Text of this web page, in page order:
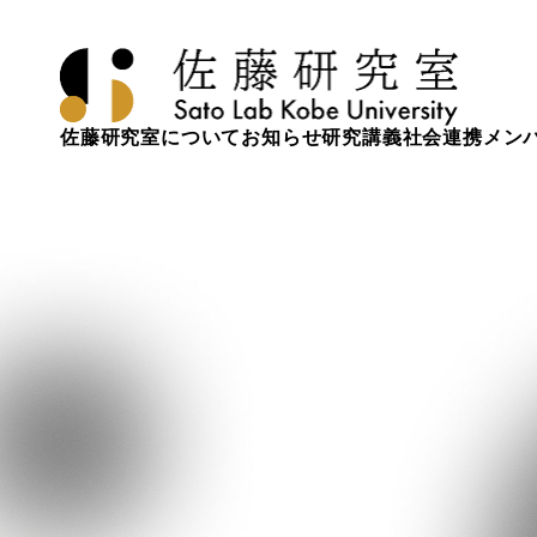
佐藤研究室についてお知らせ研究講義社会連携メン